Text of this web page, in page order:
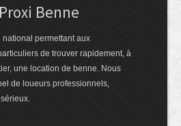
Benne
national permettant aux
de trouver rapidement, à
une location de benne. Nous
de loueurs professionnels,